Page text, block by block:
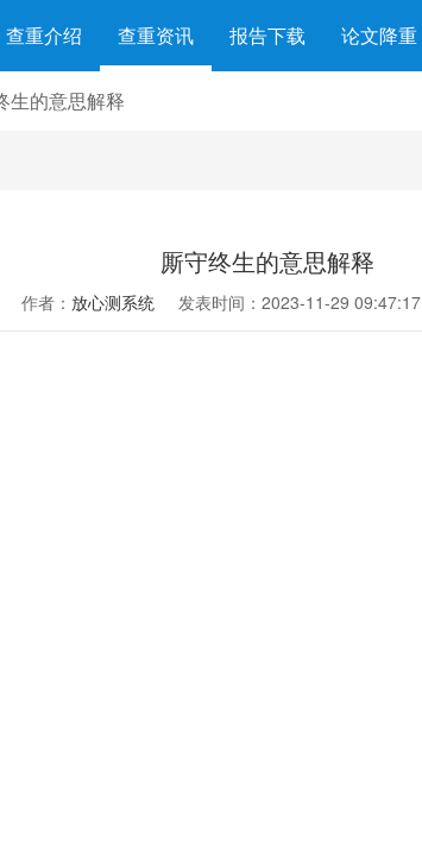
查重介绍 查重资讯 报告下载 论文降重
生的意思解释
厮守终生的意思解释
作者： 放心测系统 发表时间：2023-11-29 09:47:17